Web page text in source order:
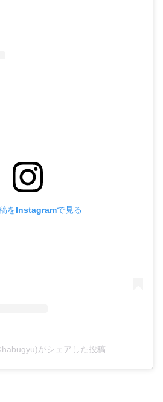
をInstagramで見る
がシェアした投稿